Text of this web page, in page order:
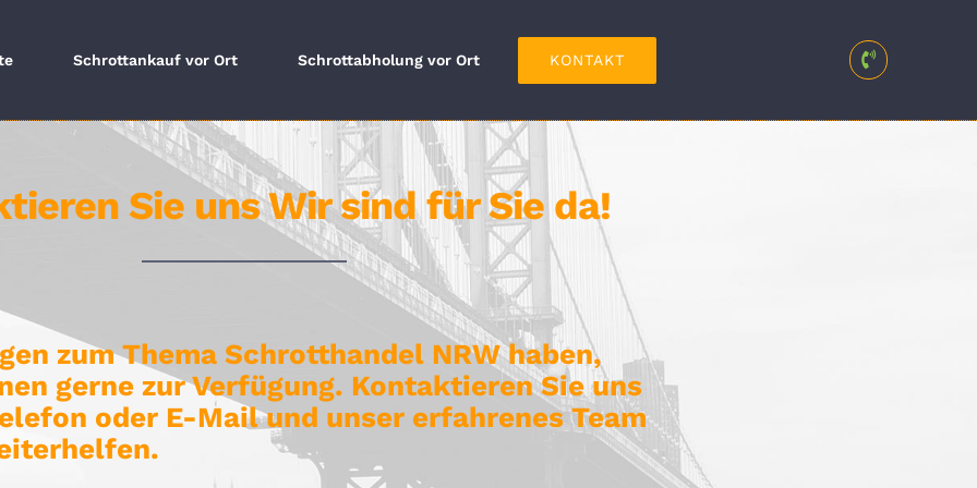
Schrottankauf vor Ort Schrottabholung vor Ort KONTAKT
Sie uns Wir sind für Sie da!
zum Thema Schrotthandel NRW haben,
gerne zur Verfügung. Kontaktieren Sie uns
oder E-Mail und unser erfahrenes Team